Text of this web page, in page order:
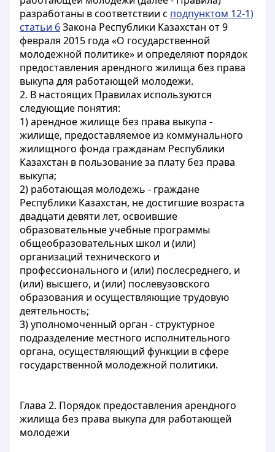
разработаны в соответствии с подпунктом 12-1)
статьи 6Закона Республики Казахстан от 9
февраля 2015 года «О государственной
молодежной политике» и определяют порядок
предоставления арендного жилища без права
выкупа для работающей молодежи.
2. В настоящих Правилах используются
следующие понятия:
1) арендное жилище без права выкупа -
жилище, предоставляемое из коммунального
жилищного фонда гражданам Республики
Казахстан в пользование за плату без права
выкупа;
2) работающая молодежь - граждане
Республики Казахстан, не достигшие возраста
двадцати девяти лет, освоившие
образовательные учебные программы
общеобразовательных школ и (или)
организаций технического и
профессионального и (или) послесреднего, и
(или) высшего, и (или) послевузовского
образования и осуществляющие трудовую
деятельность;
3) уполномоченный орган - структурное
подразделение местного исполнительного
органа, осуществляющий функции в сфере
государственной молодежной политики.
Глава 2. Порядок предоставления арендного
жилища без права выкупа для работающей
молодежи